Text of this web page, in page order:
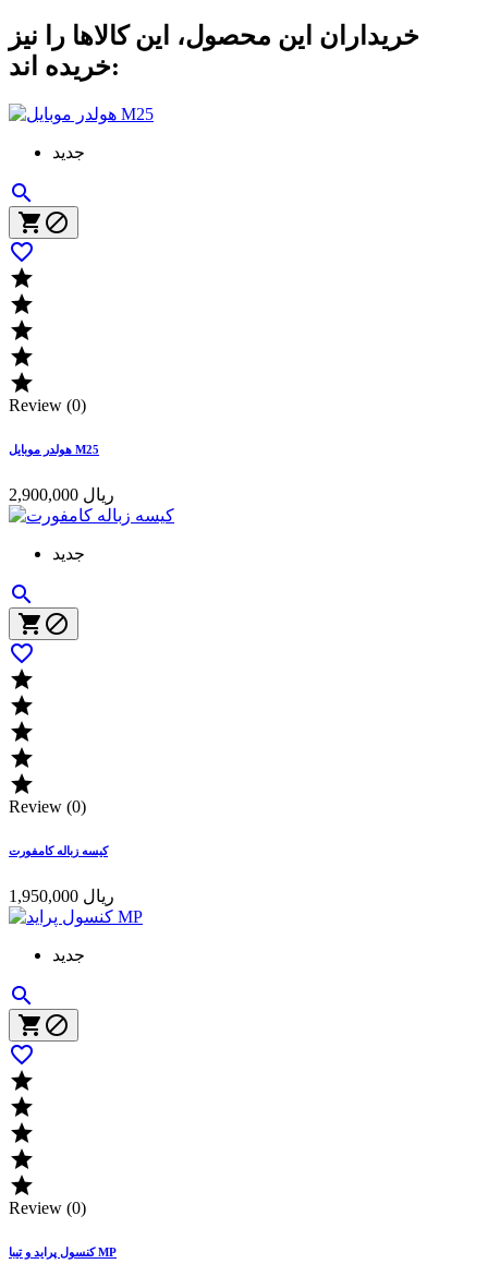
خریداران این محصول، این کالاها را نیز
خریده اند:
جدید

 






Review (0)
هولدر موبایل M25
2,900,000 ریال
جدید

 






Review (0)
کیسه زباله کامفورت
1,950,000 ریال
جدید

 






Review (0)
کنسول پراید و تیبا MP